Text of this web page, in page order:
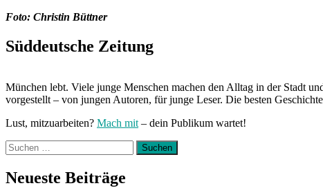
Foto: Christin Büttner
Süddeutsche Zeitung
München lebt. Viele junge Menschen machen den Alltag in der Stadt
vorgestellt – von jungen Autoren, für junge Leser. Die besten
Lust, mitzuarbeiten? Mach mit– dein Publikum wartet!
Suchen
nach:
Neueste Beiträge